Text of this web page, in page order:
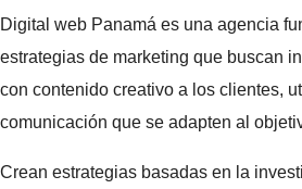
Digital web Panamá es una agencia
estrategias de marketing que buscan
con contenido creativo a los clientes,
comunicación que se adapten al
Crean estrategias basadas en la